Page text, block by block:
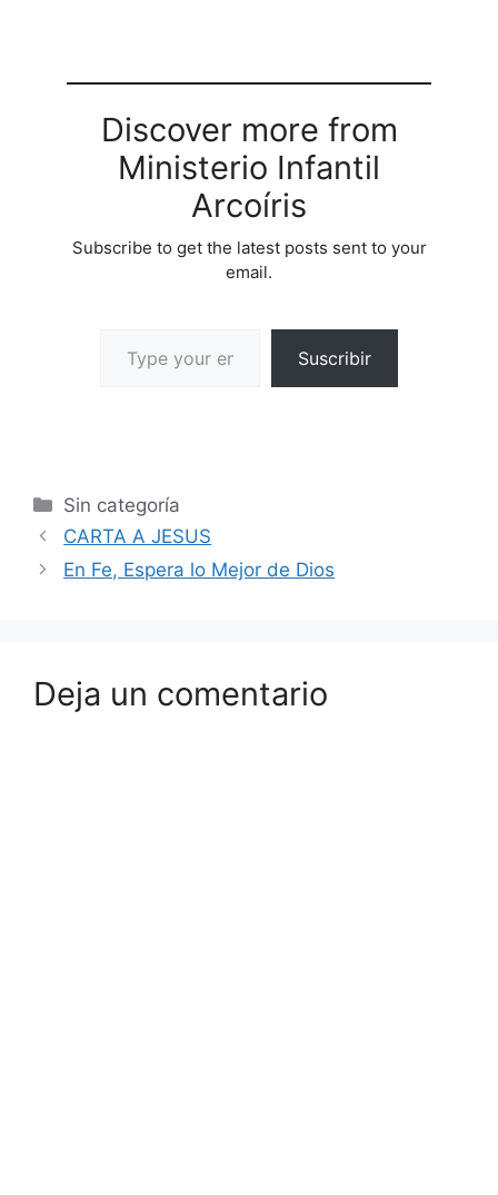
Discover more from
Ministerio Infantil
Arcoíris
Subscribe to get the latest posts sent to your
email.
Suscribir
Sin categoría
CARTA A JESUS
En Fe, Espera lo Mejor de Dios
Deja un comentario